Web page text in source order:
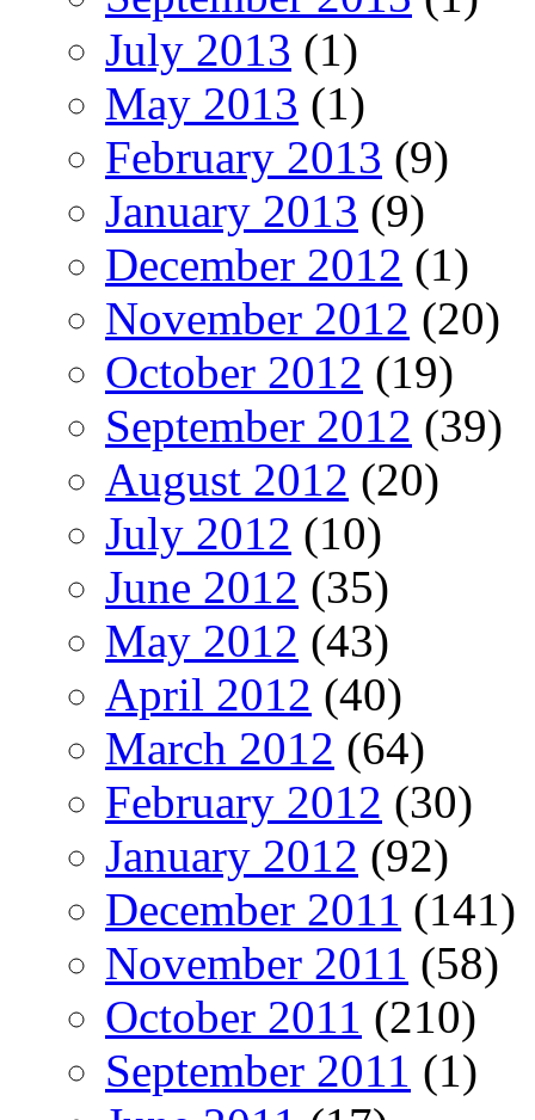
July 2013 (1)
May 2013 (1)
February 2013 (9)
January 2013 (9)
December 2012 (1)
November 2012 (20)
October 2012 (19)
September 2012 (39)
August 2012 (20)
July 2012 (10)
June 2012 (35)
May 2012 (43)
April 2012 (40)
March 2012 (64)
February 2012 (30)
January 2012 (92)
December 2011 (141)
November 2011 (58)
October 2011 (210)
September 2011 (1)